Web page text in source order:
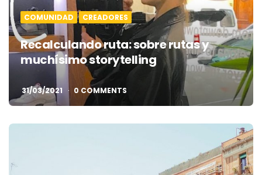
COMUNIDAD CREADORES
Recalculando ruta: sobre rutas y
muchísimo storytelling
31/03/2021 0 COMMENTS